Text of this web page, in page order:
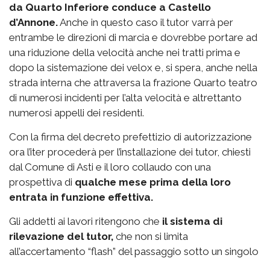
da Quarto Inferiore conduce a Castello
d’Annone.Anche in questo caso il tutor varrà per
entrambe le direzioni di marcia e dovrebbe portare ad
una riduzione della velocità anche nei tratti prima e
dopo la sistemazione dei velox e, si spera, anche nella
strada interna che attraversa la frazione Quarto teatro
di numerosi incidenti per l’alta velocità e altrettanto
numerosi appelli dei residenti.
Con la firma del decreto prefettizio di autorizzazione
ora l’iter procederà per l’installazione dei tutor, chiesti
dal Comune di Asti e il loro collaudo con una
prospettiva di qualche mese prima della loro
entrata in funzione effettiva.
Gli addetti ai lavori ritengono che il sistema di
rilevazione del tutor, che non si limita
all’accertamento “flash” del passaggio sotto un singolo